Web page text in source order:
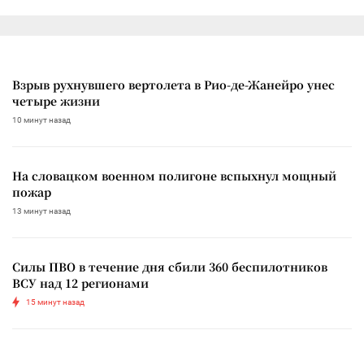
Взрыв рухнувшего вертолета в Рио-де-Жанейро унес
четыре жизни
10 минут назад
На словацком военном полигоне вспыхнул мощный
пожар
13 минут назад
Силы ПВО в течение дня сбили 360 беспилотников
ВСУ над 12 регионами
15 минут назад